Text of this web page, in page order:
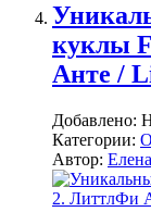
куклы
Анте /
Добавлено:
Категории:
Автор: